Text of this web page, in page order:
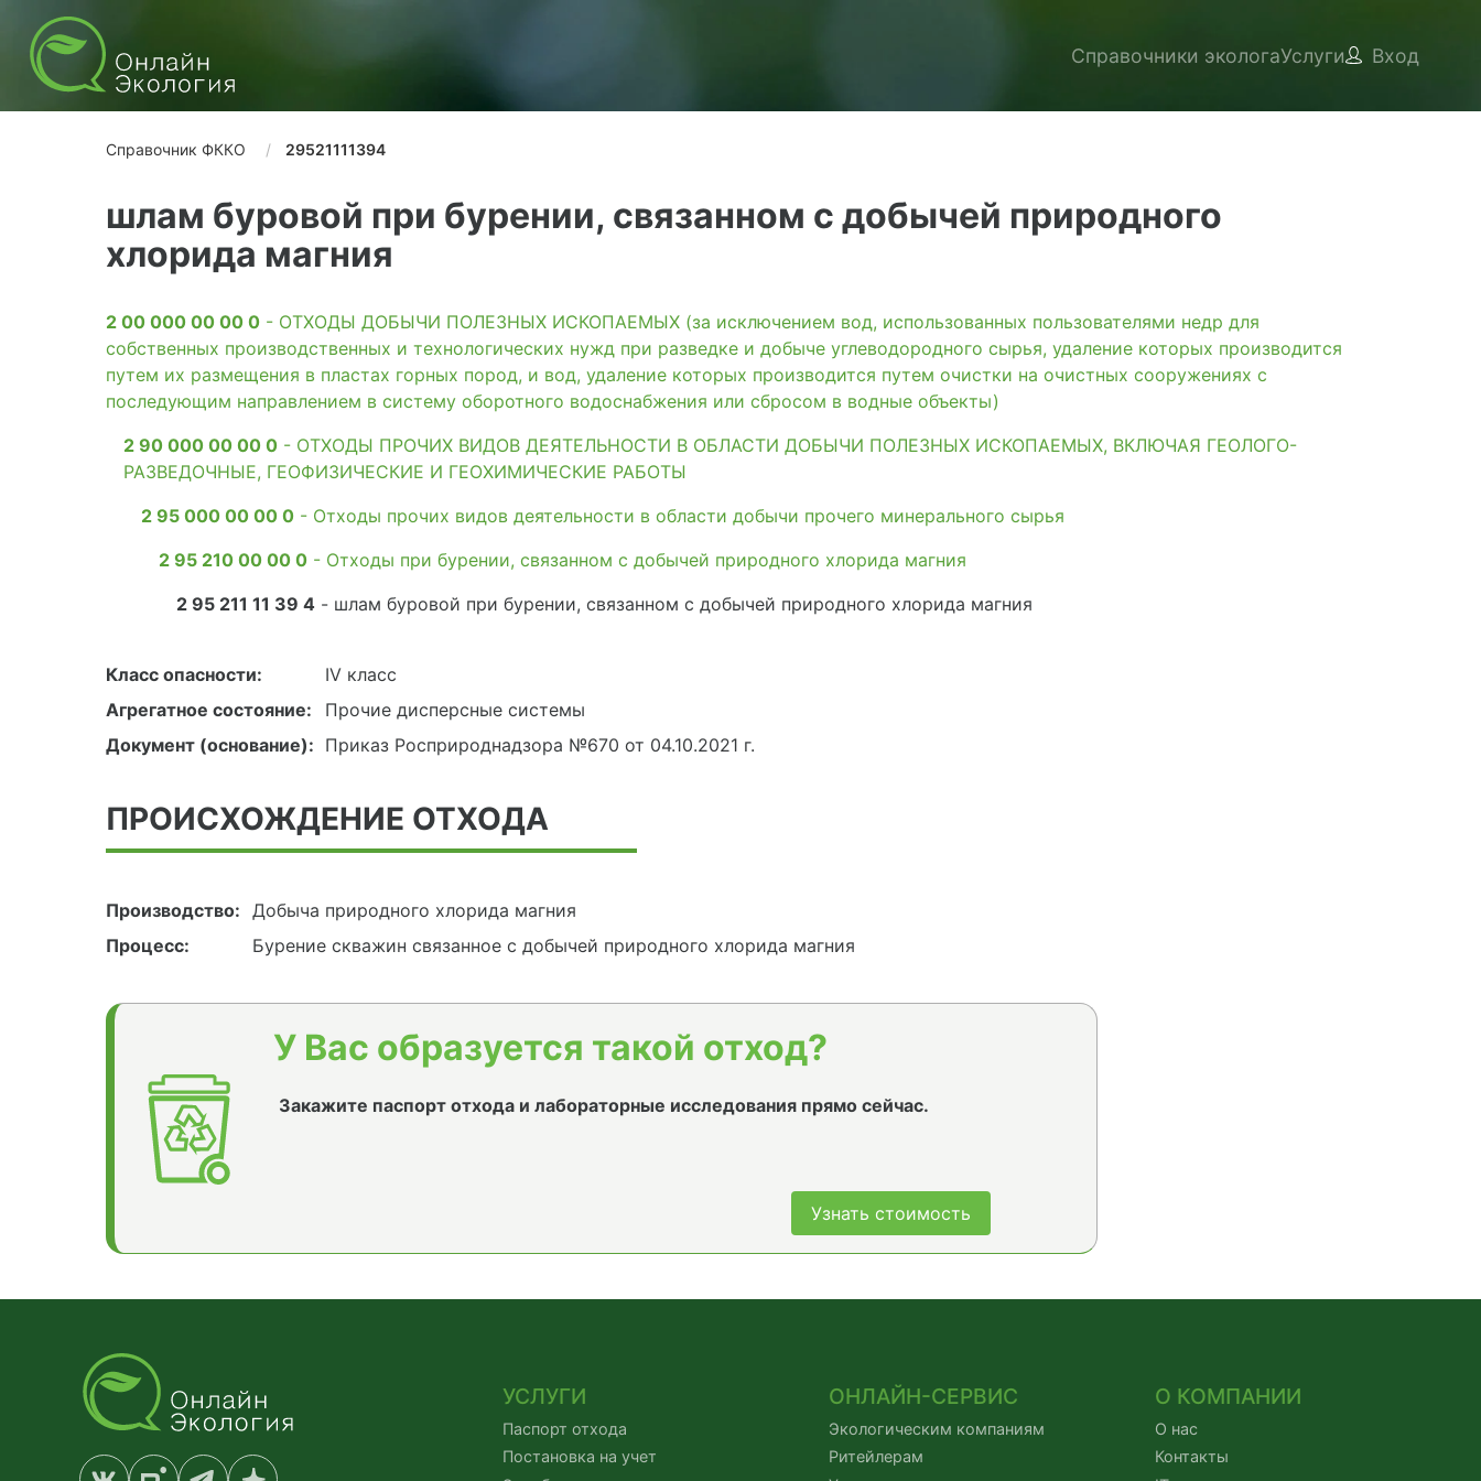
Справочники экологаУслуги Вход
Справочник ФККО 29521111394
шлам буровой при бурении, связанном с добычей природного
хлорида магния
2 00 000 00 00 0 - ОТХОДЫ ДОБЫЧИ ПОЛЕЗНЫХ ИСКОПАЕМЫХ (за исключением вод, использованных пользователями недр для
собственных производственных и технологических нужд при разведке и добыче углеводородного сырья, удаление которых производится
путем их размещения в пластах горных пород, и вод, удаление которых производится путем очистки на очистных сооружениях с
последующим направлением в систему оборотного водоснабжения или сбросом в водные объекты)
2 90 000 00 00 0 - ОТХОДЫ ПРОЧИХ ВИДОВ ДЕЯТЕЛЬНОСТИ В ОБЛАСТИ ДОБЫЧИ ПОЛЕЗНЫХ ИСКОПАЕМЫХ, ВКЛЮЧАЯ ГЕОЛОГО-
РАЗВЕДОЧНЫЕ, ГЕОФИЗИЧЕСКИЕ И ГЕОХИМИЧЕСКИЕ РАБОТЫ
2 95 000 00 00 0 - Отходы прочих видов деятельности в области добычи прочего минерального сырья
2 95 210 00 00 0 - Отходы при бурении, связанном с добычей природного хлорида магния
2 95 211 11 39 4 - шлам буровой при бурении, связанном с добычей природного хлорида магния
Класс опасности:
IV класс
Агрегатное состояние:
Прочие дисперсные системы
Документ (основание): Приказ Росприроднадзора №670 от 04.10.2021 г.
ПРОИСХОЖДЕНИЕ ОТХОДА
Производство: Добыча природного хлорида магния
Процесс:
Бурение скважин связанное с добычей природного хлорида магния
У Вас образуется такой отход?
Закажите паспорт отхода и лабораторные исследования прямо сейчас.
Узнать стоимость
УСЛУГИ
Паспорт отхода
Постановка на учет
ОНЛАЙН-СЕРВИС
Экологическим компаниям
Ритейлерам
О КОМПАНИИ
О нас
Контакты